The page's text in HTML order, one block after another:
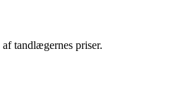
af tandlægernes priser.